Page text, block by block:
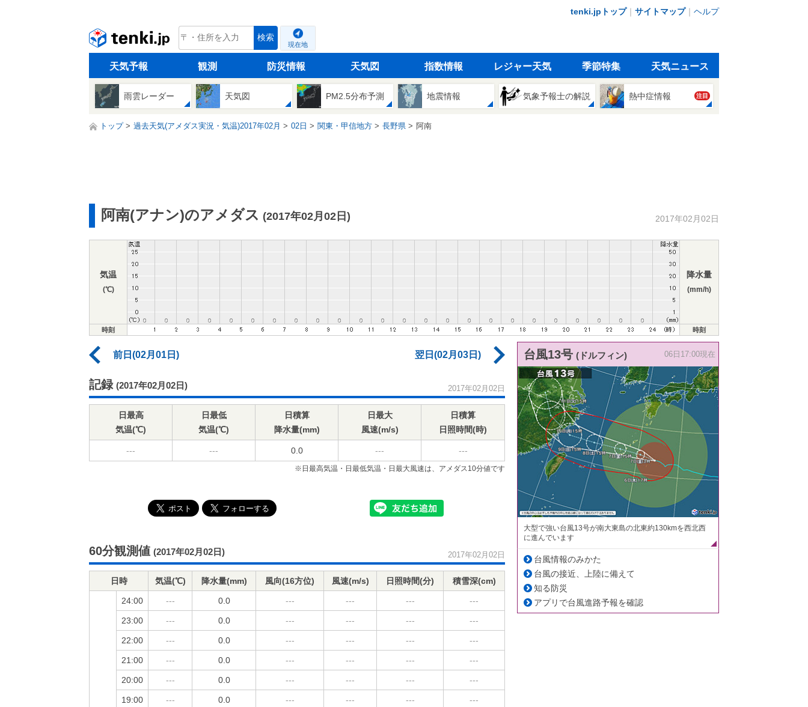
tenki.jpトップ｜ サイトマップ｜ ヘルプ
tenki.jp 検索
現在地
天気予報 観測 防災情報 天気図 指数情報 レジャー天気 季節特集 天気ニュース
雨雲レーダー 天気図 PM2.5分布予測 地震情報 気象予報士の解説 熱中症情報 注目
トップ 過去天気(アメダス実況・気温)2017年02月 02日 関東・甲信地方 長野県 阿南
阿南(アナン)のアメダス (2017年02月02日) 2017年02月02日
気温
(℃)
降水量
(mm/h)
時刻 時刻
前日(02月01日) 翌日(02月03日)
記録 (2017年02月02日) 2017年02月02日
日最高
気温(℃)
日最低
気温(℃)
日積算
降水量(mm)
日最大
風速(m/s)
日積算
日照時間(時)
--- --- 0.0 --- ---
※日最高気温・日最低気温・日最大風速は、アメダス10分値です
60分観測値 (2017年02月02日) 2017年02月02日
日時 気温(℃) 降水量(mm) 風向(16方位) 風速(m/s) 日照時間(分) 積雪深(cm)
24:00 --- 0.0 --- --- --- ---
23:00 --- 0.0 --- --- --- ---
22:00 --- 0.0 --- --- --- ---
21:00 --- 0.0 --- --- --- ---
20:00 --- 0.0 --- --- --- ---
19:00 --- 0.0 --- --- --- ---
台風13号 (ドルフィン) 06日17:00現在
大型で強い台風13号が南大東島の北東約130kmを西北西
に進んでいます
台風情報のみかた
台風の接近、上陸に備えて
知る防災
アプリで台風進路予報を確認